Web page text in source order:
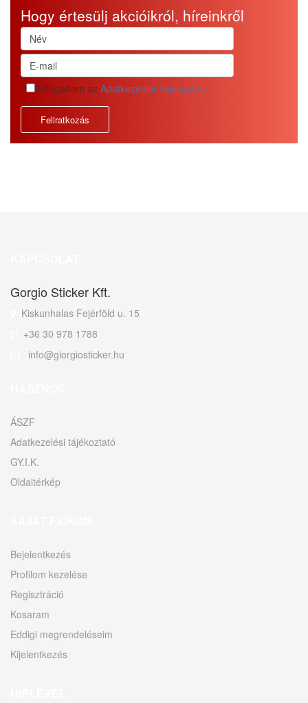
Hogy értesülj akcióikról, híreinkről
Elfogadom az Adatkezelési Tájékoztatót
Gorgio Sticker Kft.
Kiskunhalas Fejérföld u. 15
+36 30 978 1788
info@giorgiosticker.hu
ÁSZF
Adatkezelési tájékoztató
GY.I.K.
Oldaltérkép
Bejelentkezés
Profilom kezelése
Regisztráció
Kosaram
Eddigi megrendeléseim
Kijelentkezés